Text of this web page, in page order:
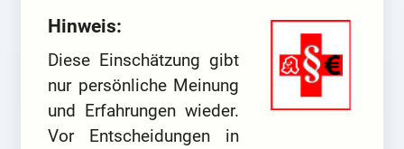
Hinweis:
Diese Einschätzung gibt
nur persönliche Meinung
und Erfahrungen wieder.
Vor Entscheidungen in